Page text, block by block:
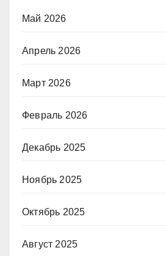
Май 2026
Апрель 2026
Март 2026
Февраль 2026
Декабрь 2025
Ноябрь 2025
Октябрь 2025
Август 2025